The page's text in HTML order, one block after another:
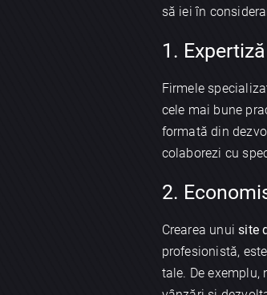
să iei în
1.
Firmele
cele mai bune
formată din
colaborezi cu
2.
Crearea unuisite
profesionistă,
tale. De exemplu,